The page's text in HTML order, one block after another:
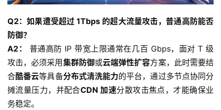
Q2：如果遭受超过 1Tbps 的超大流量攻击，普通高防能否
防御？
A2：
普通高防 IP 带宽上限通常在几百 Gbps，面对 T 级
攻击，必须采用集群防御或云端弹性扩容方案，此时需要结
合酷番云等具备分布式清洗能力的平台，通过多节点协同分
摊流量压力，并配合CDN 加速分散攻击焦点，才能确保业
务稳定。